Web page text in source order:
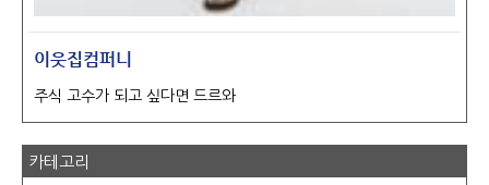
이웃집컴퍼니
주식 고수가 되고 싶다면 드르와
카테고리